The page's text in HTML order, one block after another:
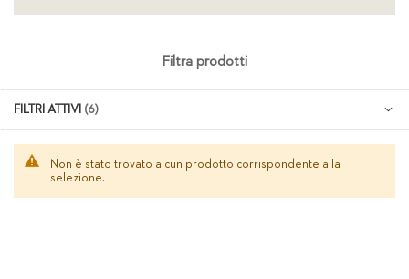
Non è stato trovato alcun prodotto corrispondente alla
selezione.
Filtra prodotti
FILTRI ATTIVI